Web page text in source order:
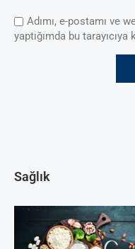
Adımı, e-postamı ve
yaptığımda bu tarayıcıya
Sağlık